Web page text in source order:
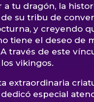
a tu dragón, la
su tribu de
y creyendo
tiene el deseo de
través de este
vikingos.
extraordinaria
especial